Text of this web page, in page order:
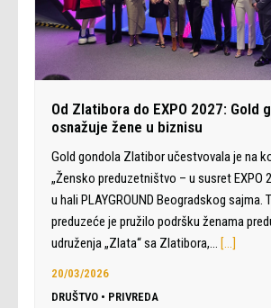
Od Zlatibora do EXPO 2027: Gold
osnažuje žene u biznisu
Gold gondola Zlatibor učestvovala je na
„Žensko preduzetništvo – u susret EXPO
u hali PLAYGROUND Beogradskog sajma.
preduzeće je pružilo podršku ženama
udruženja „Zlata“ sa Zlatibora,… […]
20/03/2026
DRUŠTVO • PRIVREDA